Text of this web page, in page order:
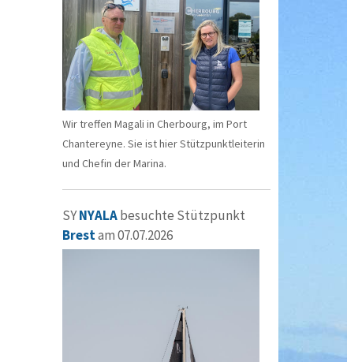
Wir treffen Magali in Cherbourg, im Port
Chantereyne. Sie ist hier Stützpunktleiterin
und Chefin der Marina.
SYNYALAbesuchte Stützpunkt
Brestam 07.07.2026